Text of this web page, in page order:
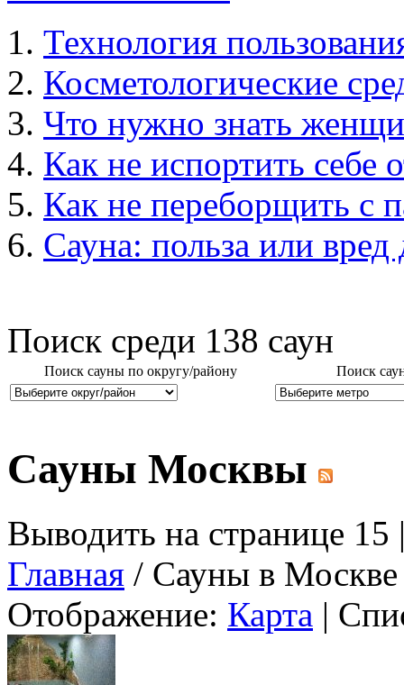
Технология
Косметологические
Что нужно знать
Как не испортить себе
Как не переборщить с
Сауна: польза или вред
Поиск среди 138 саун
Поиск сауны по округу/району Поиск
Сауны Москвы
Выводить на странице
Главная / Сауны в Москве
Отображение: Карта |